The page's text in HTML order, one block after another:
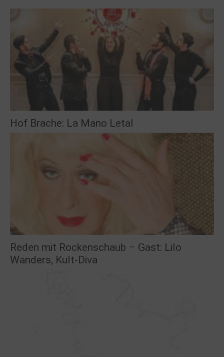
Hof Brache: La Mano Letal
Reden mit Rockenschaub – Gast: Lilo
Wanders, Kult-Diva